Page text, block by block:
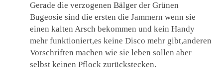
Gerade die verzogenen Bälger der Grünen
Bugeosie sind die ersten die Jammern wenn sie
einen kalten Arsch bekommen und kein Handy
mehr funktioniert,es keine Disco mehr gibt,anderen
Vorschriften machen wie sie leben sollen aber
selbst keinen Pflock zurückstecken.